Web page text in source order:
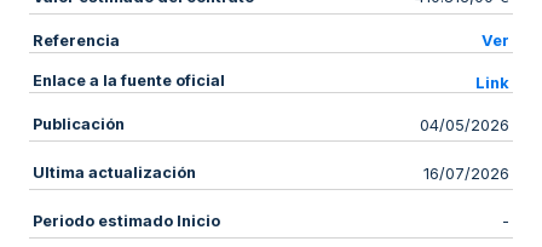
Referencia Ver
Enlace a la fuente oficial Link
Publicación 04/05/2026
Ultima actualización 16/07/2026
Periodo estimado Inicio -